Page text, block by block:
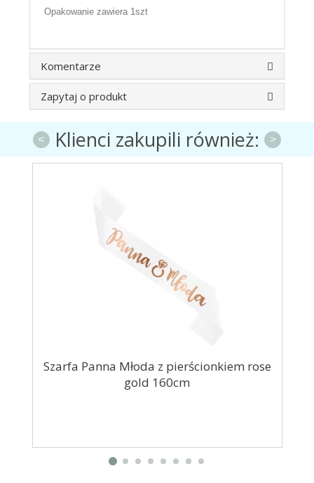
Opakowanie zawiera 1szt
Komentarze
Zapytaj o produkt
Klienci zakupili również:
Szarfa Panna Młoda z pierścionkiem rose
gold 160cm
< >